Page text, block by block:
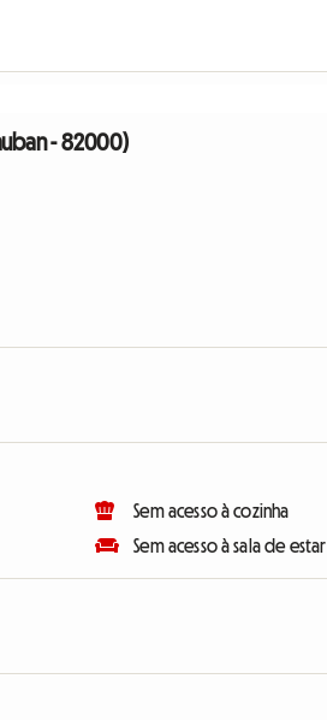
- 82000)
Sem acesso à cozinha
Sem acesso à sala de estar